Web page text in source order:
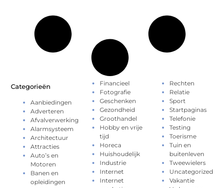
Categorieën
Aanbiedingen
Adverteren
Afvalverwerking
Alarmsysteem
Architectuur
Attracties
Auto’s en
Motoren
Banen en
opleidingen
Financieel
Fotografie
Geschenken
Gezondheid
Groothandel
Hobby en vrije
tijd
Horeca
Huishoudelijk
Industrie
Internet
Internet
Rechten
Relatie
Sport
Startpaginas
Telefonie
Testing
Toerisme
Tuin en
buitenleven
Tweewielers
Uncategorized
Vakantie